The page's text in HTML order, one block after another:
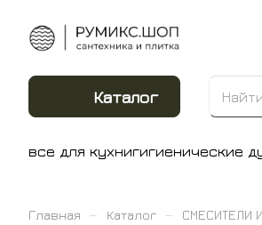
Каталог
все для кухнигигиенические
Главная – Каталог – СМЕСИТЕЛИ